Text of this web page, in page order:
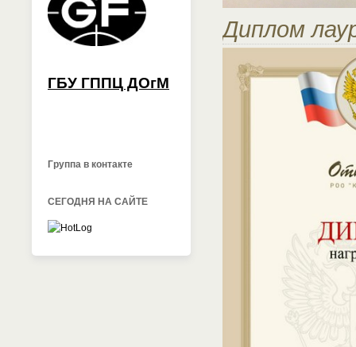
ГБУ ГППЦ ДОгМ
Группа в контакте
СЕГОДНЯ НА САЙТЕ
Диплом